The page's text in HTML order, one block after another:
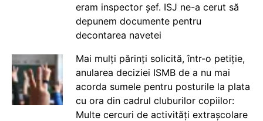
eram inspector șef. ISJ ne-a cerut să
depunem documente pentru
decontarea navetei
Mai mulți părinți solicită, într-o petiție,
anularea deciziei ISMB de a nu mai
acorda sumele pentru posturile la plata
cu ora din cadrul cluburilor copiilor:
Multe cercuri de activități extrașcolare